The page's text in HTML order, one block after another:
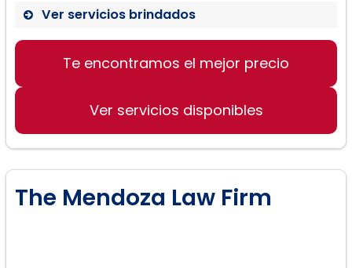
Ver servicios brindados
Te encontramos el mejor precio
Ver servicios disponibles
The Mendoza Law Firm